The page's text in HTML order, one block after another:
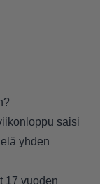
saisi
yhden
17 vuoden